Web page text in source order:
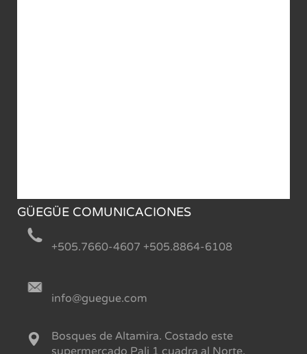
GÜEGÜE COMUNICACIONES
+505.7660-4607 +505.8864-6108
info@guegue.com
Bosques de Altamira. Costado este
supermercado Pali 1 cuadra al Norte.